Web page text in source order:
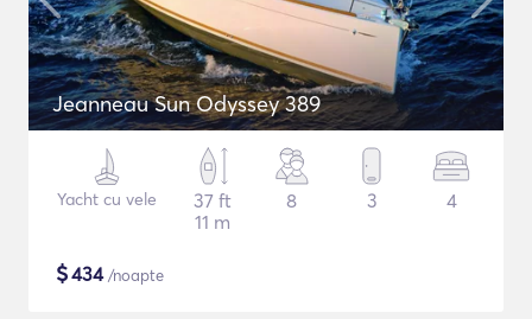
Jeanneau Sun Odyssey 389
Yacht cu vele
37 ft
11 m
8 3 4
$434/noapte